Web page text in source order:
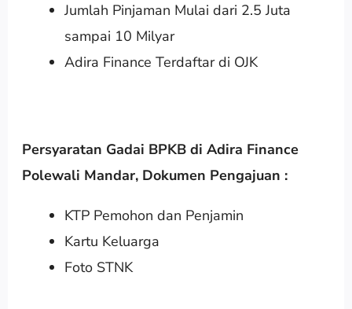
Jumlah Pinjaman Mulai dari 2.5 Juta
sampai 10 Milyar
Adira Finance Terdaftar di OJK
Persyaratan Gadai BPKB di Adira Finance
Polewali Mandar, Dokumen Pengajuan :
KTP Pemohon dan Penjamin
Kartu Keluarga
Foto STNK